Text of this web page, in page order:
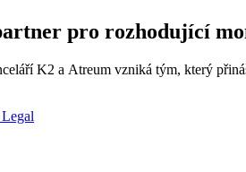
pro rozhodující
K2 a Atreum vzniká tým, který